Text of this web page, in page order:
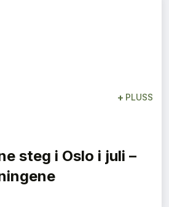
+ PLUSS
steg i Oslo i juli –